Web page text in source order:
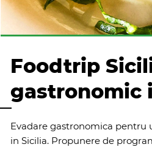
Foodtrip
gastronomic
Evadare gastronomica pentru
in Sicilia. Propunere de